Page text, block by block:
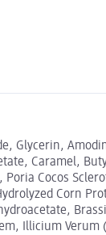
Glycerin,
Caramel,
Cocos
Corn
Illicium